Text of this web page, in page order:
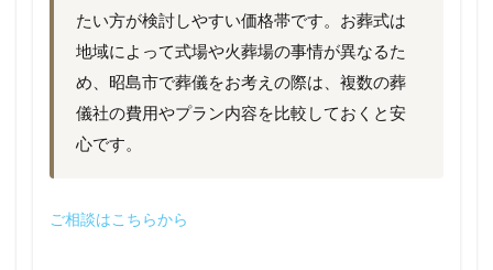
たい方が検討しやすい価格帯です。お葬式は
地域によって式場や火葬場の事情が異なるた
め、昭島市で葬儀をお考えの際は、複数の葬
儀社の費用やプラン内容を比較しておくと安
心です。
ご相談はこちらから